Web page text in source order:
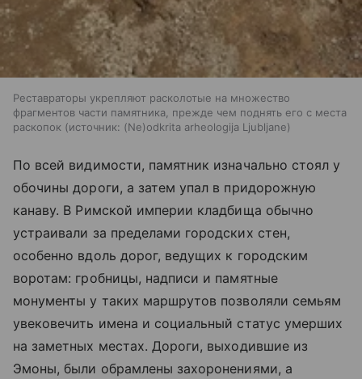
Реставраторы укрепляют расколотые на множество
фрагментов части памятника, прежде чем поднять его с места
раскопок
источник: (Ne)odkrita arheologija Ljubljane
По всей видимости, памятник изначально стоял у
обочины дороги, а затем упал в придорожную
канаву. В Римской империи кладбища обычно
устраивали за пределами городских стен,
особенно вдоль дорог, ведущих к городским
воротам: гробницы, надписи и памятные
монументы у таких маршрутов позволяли семьям
увековечить имена и социальный статус умерших
на заметных местах. Дороги, выходившие из
Эмоны, были обрамлены захоронениями, а